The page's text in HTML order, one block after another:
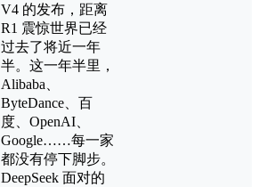
V4 的发布，距离
R1 震惊世界已经
过去了将近一年
半。这一年半里，
Alibaba、
ByteDance、百
度、OpenAI、
Google……每一家
都没有停下脚步。
DeepSeek 面对的